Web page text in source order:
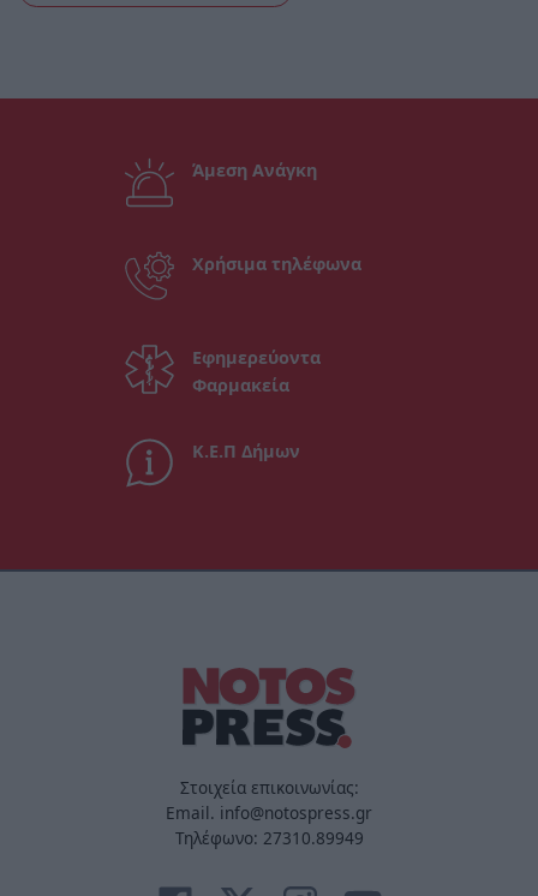
Άμεση Ανάγκη
Χρήσιμα τηλέφωνα
Εφημερεύοντα
Φαρμακεία
Κ.Ε.Π Δήμων
Στοιχεία επικοινωνίας:
Email. info@notospress.gr
Τηλέφωνο: 27310.89949